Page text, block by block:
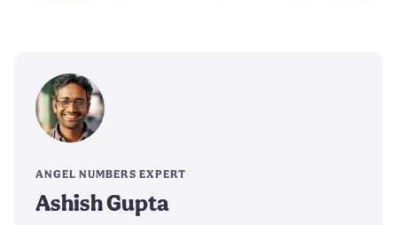
ANGEL NUMBERS EXPERT
Ashish Gupta